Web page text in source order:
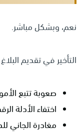
نعم، وبشكل مباشر.
التأخير في تقديم
صعوبة تتبع
اختفاء الأدلة
مغادرة الجاني